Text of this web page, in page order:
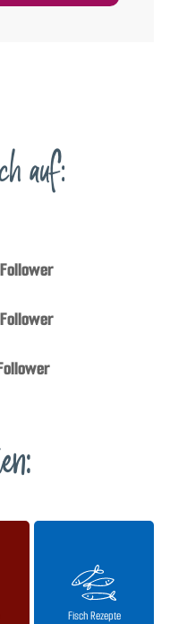
auf:
Fisch Rezepte